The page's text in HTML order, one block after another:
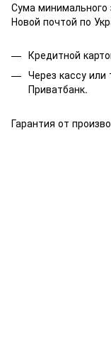
Сума минимального
Новой почтой по
Кредитной
Через кассу
Приватбанк.
Гарантия от